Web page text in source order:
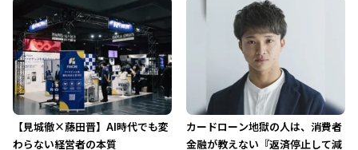
【見城徹×藤田晋】AI時代でも変
わらない経営者の本質
カードローン地獄の人は、消費者
金融が教えない『返済停止して減